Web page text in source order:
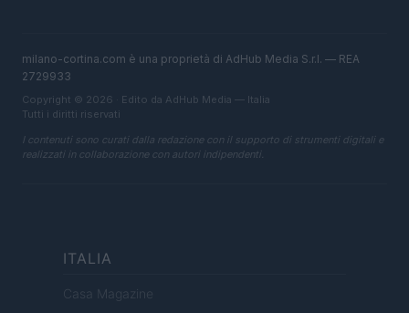
milano-cortina.com è una proprietà di AdHub Media S.r.l. — REA
2729933
Copyright © 2026 · Edito da AdHub Media — Italia
Tutti i diritti riservati
I contenuti sono curati dalla redazione con il supporto di strumenti digitali e
realizzati in collaborazione con autori indipendenti.
ITALIA
Casa Magazine